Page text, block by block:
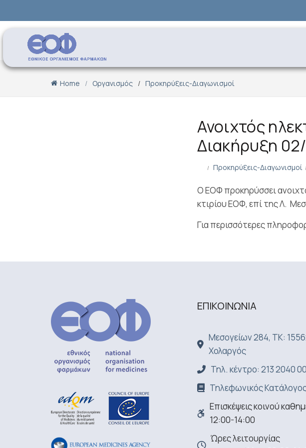
Home Οργανισμός Προκηρύξεις-Διαγωνισμοί
Ανοιχτός
Διακήρυξη
Προκηρύξεις-Διαγωνισμοί
Ο ΕΟΦ προκηρύσσει
κτιρίου ΕΟΦ, επί της Λ.
Για περισσότερες
ΕΠΙΚΟΙΝΩΝΙA
Μεσογείων 284, ΤΚ:
Χολαργός
Τηλ. κέντρο: 213 2040
Τηλεφωνικός
Επισκέψεις κοινού
12:00-14:00
Ώρες λειτουργίας